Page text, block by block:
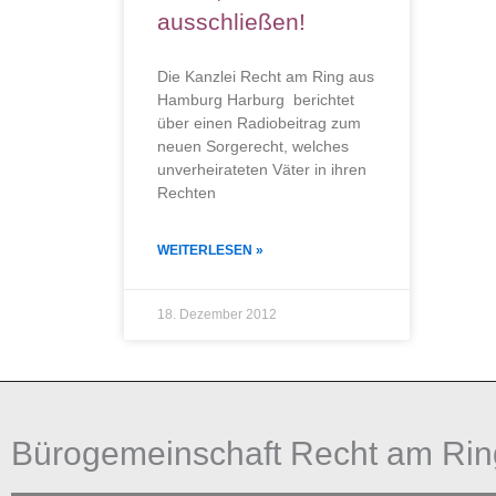
ausschließen!
Die Kanzlei Recht am Ring aus
Hamburg Harburg berichtet
über einen Radiobeitrag zum
neuen Sorgerecht, welches
unverheirateten Väter in ihren
Rechten
WEITERLESEN »
18. Dezember 2012
Bürogemeinschaft Recht am